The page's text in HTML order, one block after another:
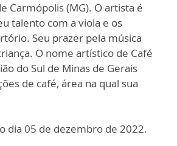
Carmópolis (MG). O artista é
talento com a viola e os
Seu prazer pela música
O nome artístico de Café
do Sul de Minas de Gerais
de café, área na qual sua
dia 05 de dezembro de 2022.